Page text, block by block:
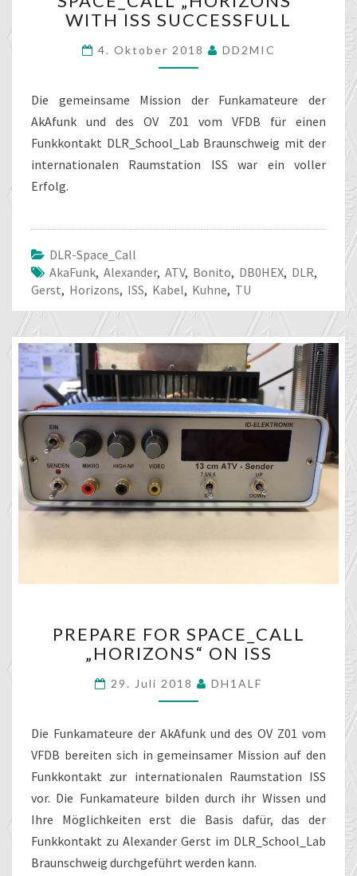
WITH
SUCCESSFULL
WITH ISS SUCCESSFULL
4. Oktober 2018 DD2MIC
Die gemeinsame Mission der Funkamateure der
AkAfunk und des OV Z01 vom VFDB für einen
Funkkontakt DLR_School_Lab Braunschweig mit der
internationalen Raumstation ISS war ein voller
Erfolg.
DLR-Space_Call
AkaFunk, Alexander, ATV, Bonito, DB0HEX, DLR,
Gerst, Horizons, ISS, Kabel, Kuhne, TU
FOR
SPACE_CALL
ON
ISS
PREPARE FOR SPACE_CALL
„HORIZONS“ ON ISS
29. Juli 2018 DH1ALF
Die Funkamateure der AkAfunk und des OV Z01 vom
VFDB bereiten sich in gemeinsamer Mission auf den
Funkkontakt zur internationalen Raumstation ISS
vor. Die Funkamateure bilden durch ihr Wissen und
Ihre Möglichkeiten erst die Basis dafür, das der
Funkkontakt zu Alexander Gerst im DLR_School_Lab
Braunschweig durchgeführt werden kann.